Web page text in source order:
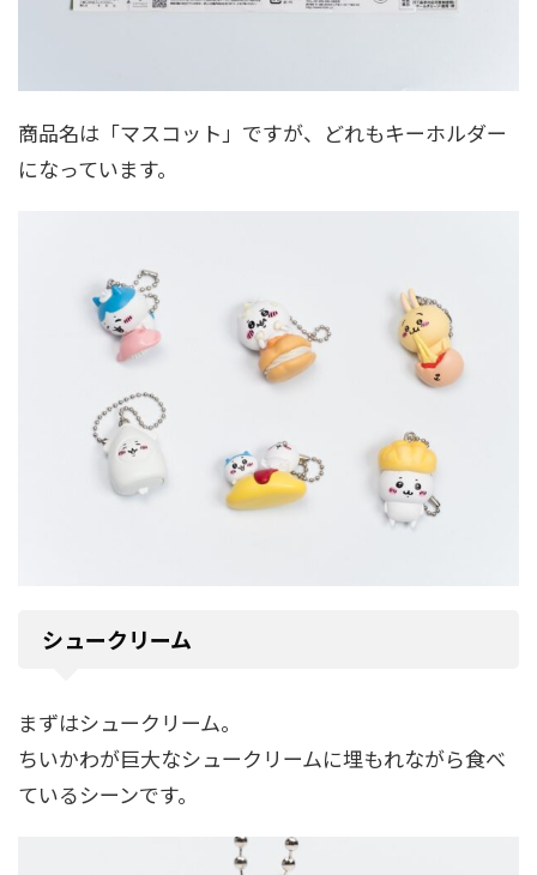
商品名は「マスコット」ですが、どれもキーホルダー
になっています。
シュークリーム
まずはシュークリーム。
ちいかわが巨大なシュークリームに埋もれながら食べ
ているシーンです。